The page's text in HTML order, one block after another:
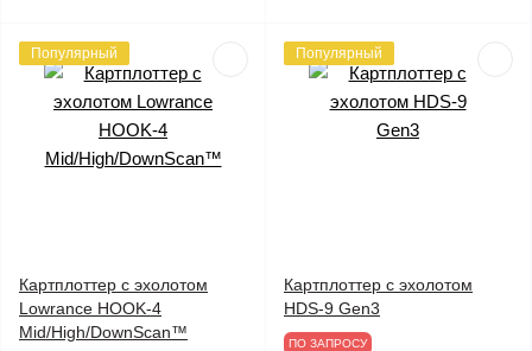
Популярный
Картплоттер с эхолотом
Lowrance HOOK-4
Mid/High/DownScan™
Популярный
Картплоттер с эхолотом
HDS-9 Gen3
ПО ЗАПРОСУ